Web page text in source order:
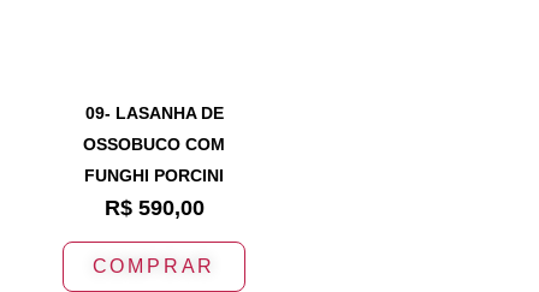
09- LASANHA DE
OSSOBUCO COM
FUNGHI PORCINI
R$590,00
COMPRAR